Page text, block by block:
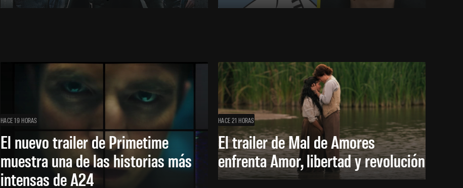
HACE 19 HORAS
El nuevo trailer de Primetime
muestra una de las historias más
intensas de A24
HACE 21 HORAS
El trailer de Mal de Amores
enfrenta Amor, libertad y revolución